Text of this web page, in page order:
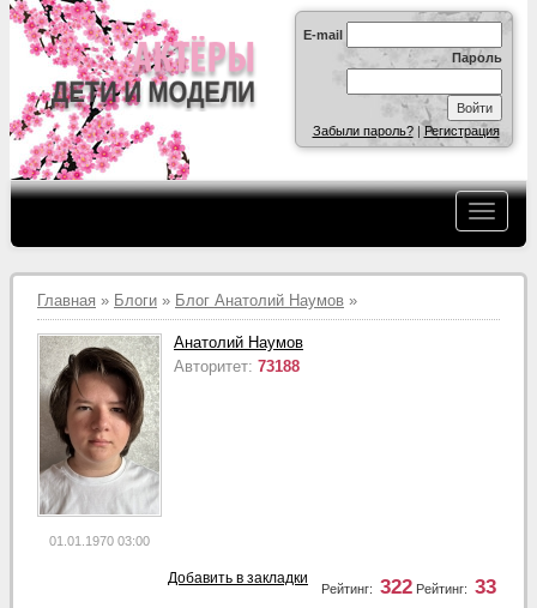
E-mail
Пароль
Забыли пароль?|Регистрация
Главная » Блоги » Блог Анатолий Наумов »
Анатолий Наумов
Авторитет: 73188
01.01.1970 03:00
Рейтинг: 33
Рейтинг: 322
Добавить в закладки